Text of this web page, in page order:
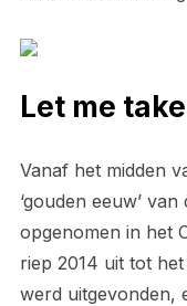
Let me
Vanaf het midden
‘gouden eeuw’
opgenomen in het
riep 2014 uit tot
werd uitgevonden,